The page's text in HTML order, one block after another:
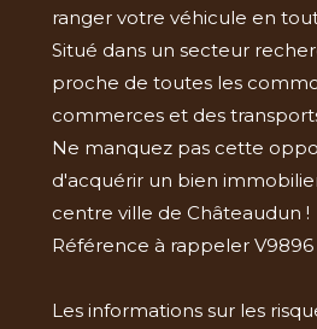
ranger votre véhicule en
Situé dans un secteur
proche de toutes les
commerces et des
Ne manquez pas cette
d'acquérir un bien
centre ville de Châteaudun !
Référence à rappeler V9896
Les informations sur les